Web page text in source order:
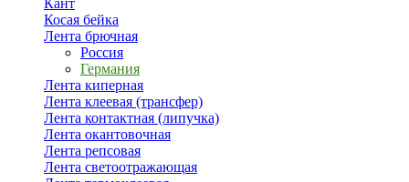
Кант
Косая бейка
Лента брючная
Россия
Германия
Лента киперная
Лента клеевая (трансфер)
Лента контактная (липучка)
Лента окантовочная
Лента репсовая
Лента светоотражающая